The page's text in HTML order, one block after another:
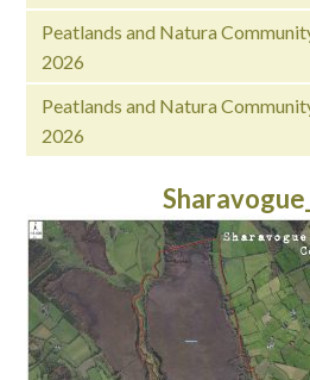
Peatlands and Natura
2026
Peatlands and Natura
2026